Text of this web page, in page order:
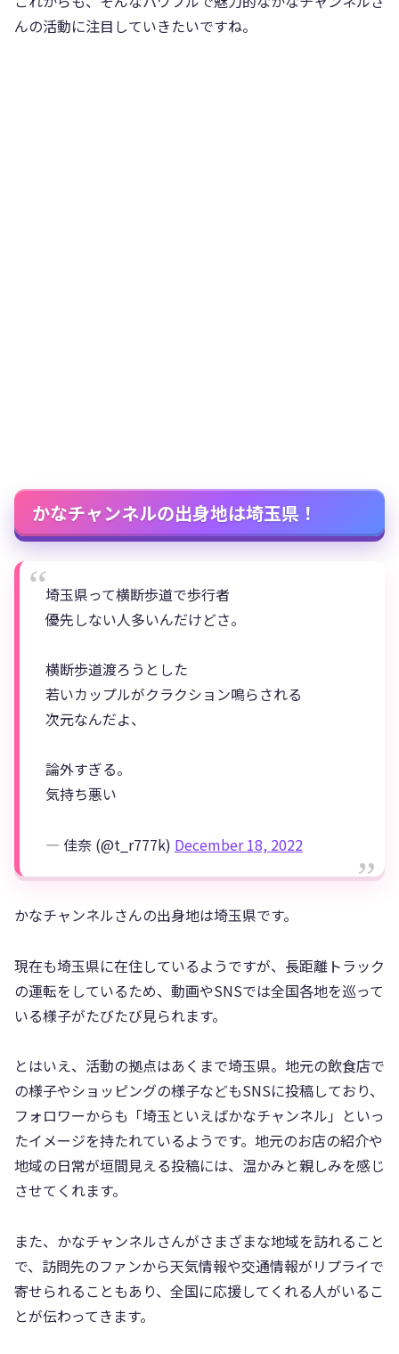
んの活動に注目していきたいですね。
かなチャンネルの出身地は埼玉県！
埼玉県って横断歩道で歩行者
優先しない人多いんだけどさ。
横断歩道渡ろうとした
若いカップルがクラクション鳴らされる
次元なんだよ、
論外すぎる。
気持ち悪い
— 佳奈 (@t_r777k) December 18, 2022
かなチャンネルさんの出身地は埼玉県です。
現在も埼玉県に在住しているようですが、長距離トラック
の運転をしているため、動画やSNSでは全国各地を巡って
いる様子がたびたび見られます。
とはいえ、活動の拠点はあくまで埼玉県。地元の飲食店で
の様子やショッピングの様子などもSNSに投稿しており、
フォロワーからも「埼玉といえばかなチャンネル」といっ
たイメージを持たれているようです。地元のお店の紹介や
地域の日常が垣間見える投稿には、温かみと親しみを感じ
させてくれます。
また、かなチャンネルさんがさまざまな地域を訪れること
で、訪問先のファンから天気情報や交通情報がリプライで
寄せられることもあり、全国に応援してくれる人がいるこ
とが伝わってきます。